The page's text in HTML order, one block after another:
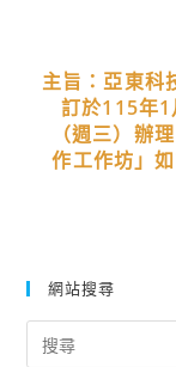
主旨：亞東科
訂於115年
（週三）辦
作工作坊」
網站搜尋
for: